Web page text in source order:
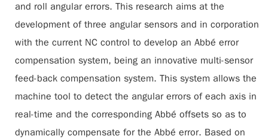
and roll angular errors. This research aims at the
development of three angular sensors and in corporation
with the current NC control to develop an Abbé error
compensation system, being an innovative multi-sensor
feed-back compensation system. This system allows the
machine tool to detect the angular errors of each axis in
real-time and the corresponding Abbé offsets so as to
dynamically compensate for the Abbé error. Based on